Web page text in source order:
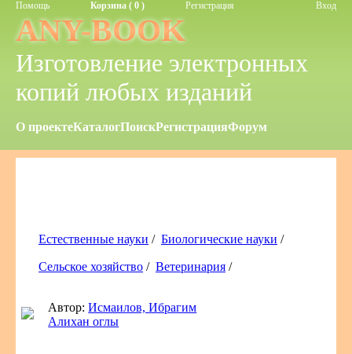
Помощь Корзина ( 0 ) Регистрация Вход
ANY-BOOK
Изготовление электронных
копий любых изданий
О проектеКаталогПоискРегистрацияФорум
Естественные науки / Биологические науки /
Сельское хозяйство / Ветеринария /
Автор:Исмаилов, Ибрагим
Алихан оглы